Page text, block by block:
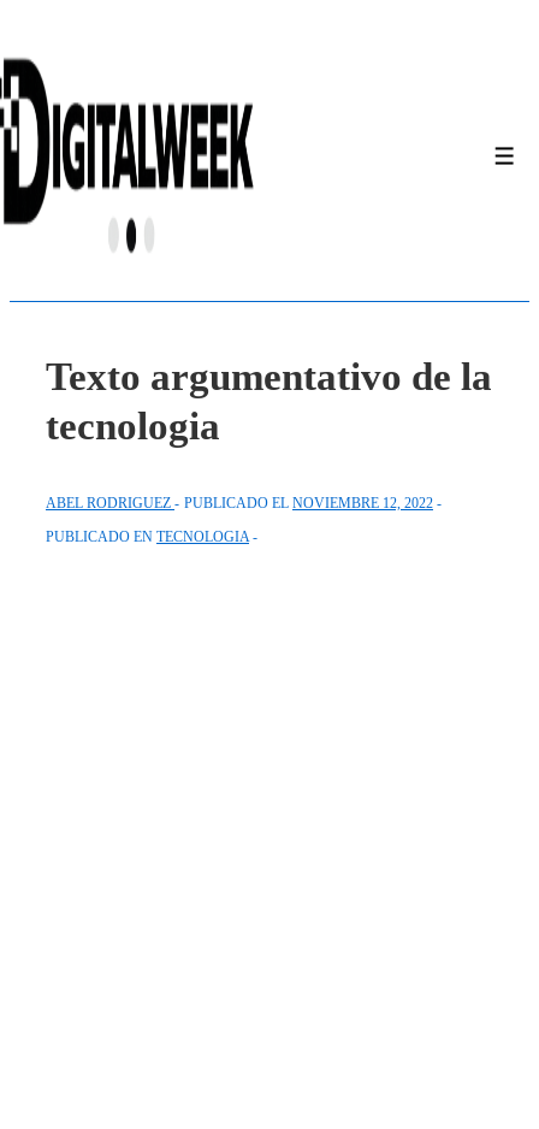
Saltar
al
contenido
principal
Texto argumentativo de la
tecnologia
ABEL RODRIGUEZ PUBLICADO EL NOVIEMBRE 12, 2022
PUBLICADO EN TECNOLOGIA